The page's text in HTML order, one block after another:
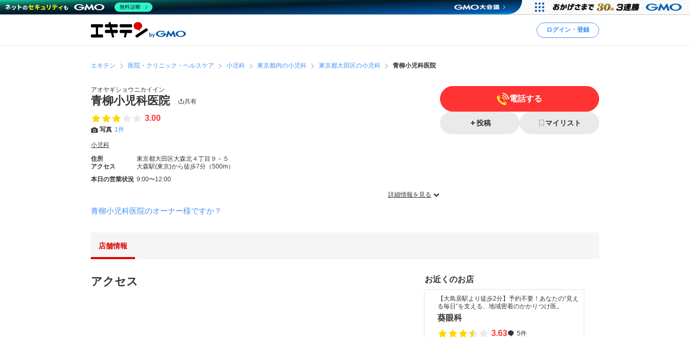
ログイン・登録
エキテン 医院・クリニック・ヘルスケア 小児科 東京都内の小児科 東京都大田区の小児科 青柳小児科医院
アオヤギショウニカイイン
青柳小児科医院 共有
3.00
写真 1件
小児科
住所
東京都大田区大森北４丁目９－５
アクセス
大森駅(東京)から徒歩7分（500m）
本日の営業状況 9:00〜12:00
詳細情報を見る
青柳小児科医院のオーナー様ですか？
電話する
投稿 マイリスト
店舗情報
アクセス お近くのお店
【大鳥居駅より徒歩2分】予約不要！あなたの“見え
る毎日”を支える、地域密着のかかりつけ医。
葵眼科
3.63
5件
無料診断